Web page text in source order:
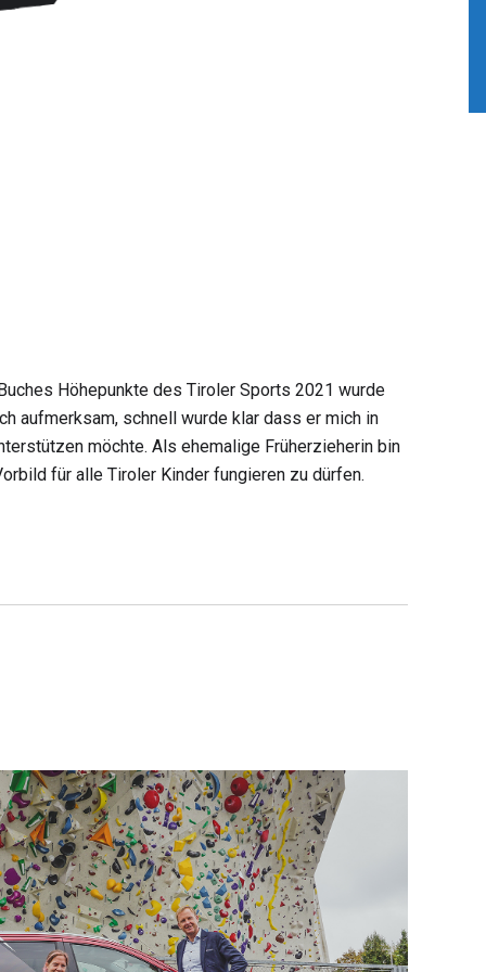
Höhepunkte des Tiroler Sports 2021 wurde
aufmerksam, schnell wurde klar dass er mich in
möchte. Als ehemalige Früherzieherin bin
für alle Tiroler Kinder fungieren zu dürfen.